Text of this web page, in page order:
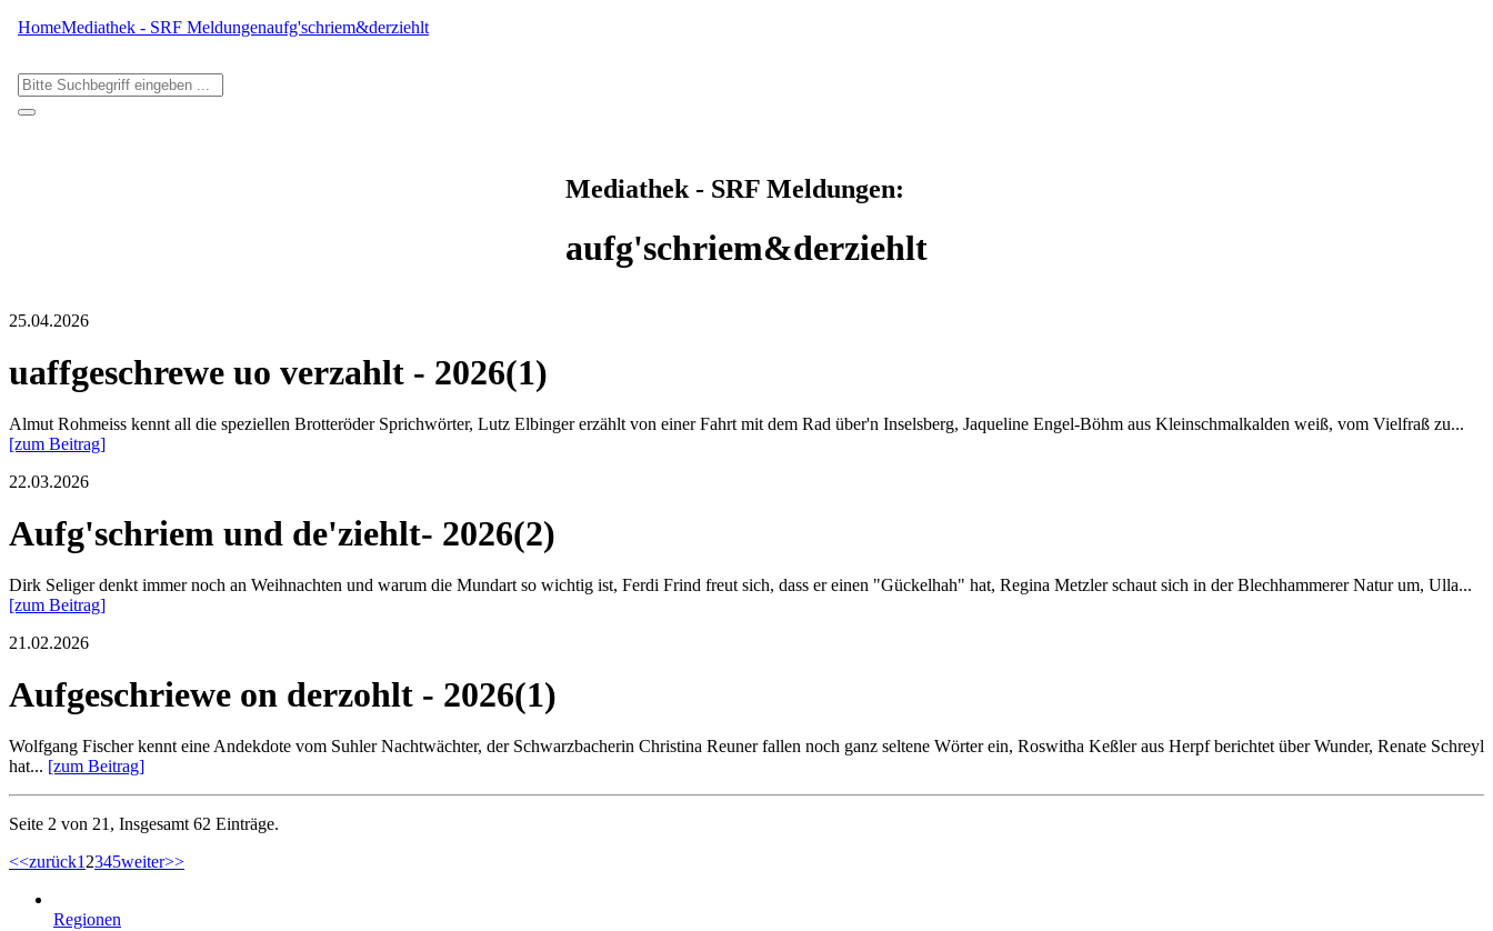
HomeMediathek - SRF Meldungenaufg'schriem&derziehlt
Mediathek - SRF Meldungen:
aufg'schriem&derziehlt
25.04.2026
uaffgeschrewe uo verzahlt - 2026(1)
Almut Rohmeiss kennt all die speziellen Brotteröder Sprichwörter, Lutz Elbinger erzählt von einer Fahrt mit dem Rad über'n Inselsberg, Jaqueline Engel-Böhm aus Kleinschmalkalden weiß, vom Vielfraß zu...
[zum Beitrag]
22.03.2026
Aufg'schriem und de'ziehlt- 2026(2)
Dirk Seliger denkt immer noch an Weihnachten und warum die Mundart so wichtig ist, Ferdi Frind freut sich, dass er einen "Gückelhah" hat, Regina Metzler schaut sich in der Blechhammerer Natur um, Ulla...
[zum Beitrag]
21.02.2026
Aufgeschriewe on derzohlt - 2026(1)
Wolfgang Fischer kennt eine Andekdote vom Suhler Nachtwächter, der Schwarzbacherin Christina Reuner fallen noch ganz seltene Wörter ein, Roswitha Keßler aus Herpf berichtet über Wunder, Renate Schreyl
hat... [zum Beitrag]
Seite 2 von 21, Insgesamt 62 Einträge.
<<zurück1 2345weiter>>
Regionen